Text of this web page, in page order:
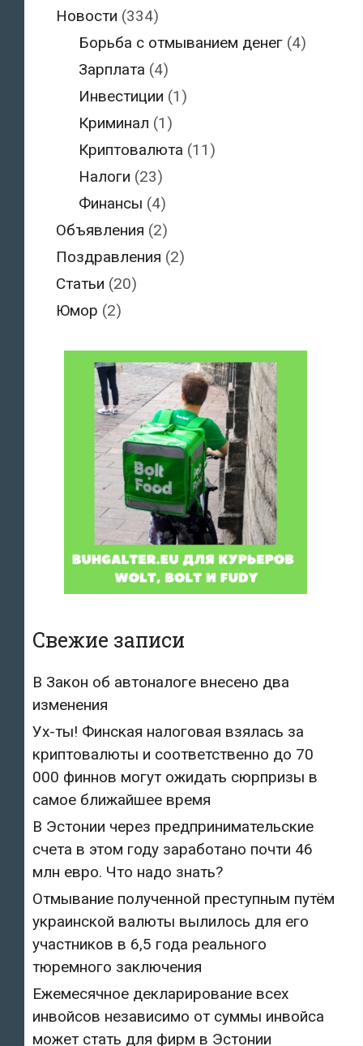
Новости (334)
Борьба с отмыванием денег (4)
Зарплата (4)
Инвестиции (1)
Криминал (1)
Криптовалюта (11)
Налоги (23)
Финансы (4)
Объявления (2)
Поздравления (2)
Статьи (20)
Юмор (2)
Свежие записи
В Закон об автоналоге внесено два
изменения
Ух-ты! Финская налоговая взялась за
криптовалюты и соответственно до 70
000 финнов могут ожидать сюрпризы в
самое ближайшее время
В Эстонии через предпринимательские
счета в этом году заработано почти 46
млн евро. Что надо знать?
Отмывание полученной преступным путём
украинской валюты вылилось для его
участников в 6,5 года реального
тюремного заключения
Ежемесячное декларирование всех
инвойсов независимо от суммы инвойса
может стать для фирм в Эстонии